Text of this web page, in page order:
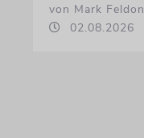
von Mark Feldon
02.08.2026